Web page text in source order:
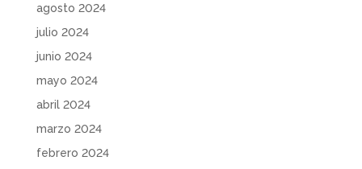
agosto 2024
julio 2024
junio 2024
mayo 2024
abril 2024
marzo 2024
febrero 2024